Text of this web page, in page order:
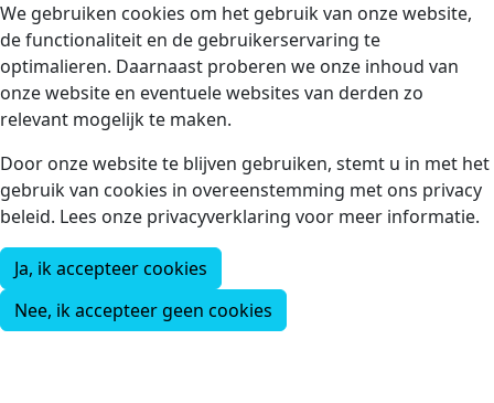
We gebruiken cookies om het gebruik van onze website,
de functionaliteit en de gebruikerservaring te
optimalieren. Daarnaast proberen we onze inhoud van
onze website en eventuele websites van derden zo
relevant mogelijk te maken.
Door onze website te blijven gebruiken, stemt u in met het
gebruik van cookies in overeenstemming met ons privacy
beleid. Lees onze privacyverklaring voor meer informatie.
Ja, ik accepteer cookies
Nee, ik accepteer geen cookies